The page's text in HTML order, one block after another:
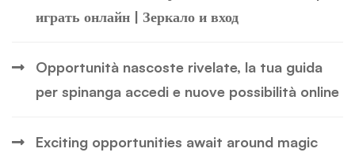
играть онлайн | Зеркало и вход
Opportunità nascoste rivelate, la tua guida
per spinanga accedi e nuove possibilità online
Exciting opportunities await around magic